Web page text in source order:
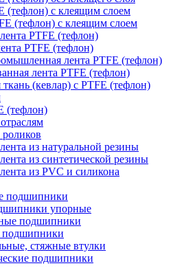
(тефлон) с клеящим слоем
(тефлон) с клеящим слоем
PTFE (тефлон)
PTFE (тефлон)
лента PTFE (тефлон)
лента PTFE (тефлон)
(кевлар) с PTFE (тефлон)
(тефлон)
из натуральной резины
из синтетической резины
из PVC и силикона
подшипники
упорные
подшипники
подшипники
стяжные втулки
подшипники